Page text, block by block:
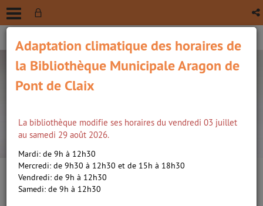
recherche avancée
Adaptation climatique des horaires de
la Bibliothèque Municipale Aragon de
Pont de Claix
La bibliothèque modifie ses horaires du vendredi 03 juillet
au samedi 29 août 2026.
Mardi: de 9h à 12h30
Mercredi: de 9h30 à 12h30 et de 15h à 18h30
Vendredi: de 9h à 12h30
Samedi: de 9h à 12h30